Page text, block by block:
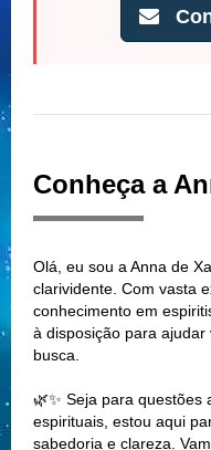
Conheça a
Olá, eu sou a Anna de
clarividente. Com vasta
conhecimento em
à disposição para
busca.
🌿✨ Seja para questões
espirituais, estou aqui
sabedoria e clareza.